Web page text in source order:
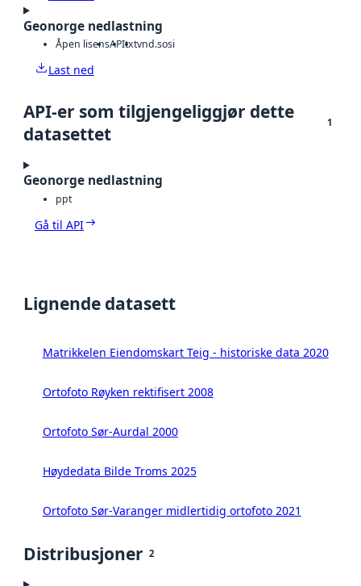
Geonorge nedlastning
Åpen lisensAPItxtvnd.sosi
Last ned
API-er som tilgjengeliggjør dette
datasettet
1
Geonorge nedlastning
ppt
Gå til API
Lignende datasett
Matrikkelen Eiendomskart Teig - historiske data 2020
Ortofoto Røyken rektifisert 2008
Ortofoto Sør-Aurdal 2000
Høydedata Bilde Troms 2025
Ortofoto Sør-Varanger midlertidig ortofoto 2021
Distribusjoner 2